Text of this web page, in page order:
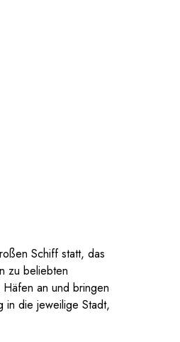
Schiff statt, das
zu beliebten
an und bringen
in die jeweilige Stadt,